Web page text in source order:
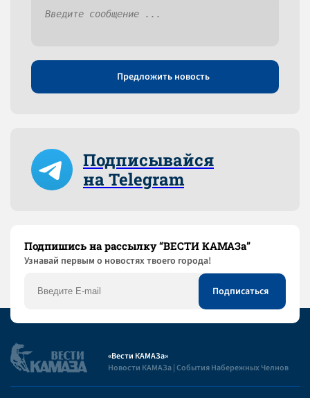
Предложить новость
Подписывайся
на Telegram
Подпишись на рассылку “ВЕСТИ КАМАЗа”
Узнaвай первым о новостях твоего города!
«Вести КАМАЗа»
Новости КАМАЗа | События Набережных Челнов